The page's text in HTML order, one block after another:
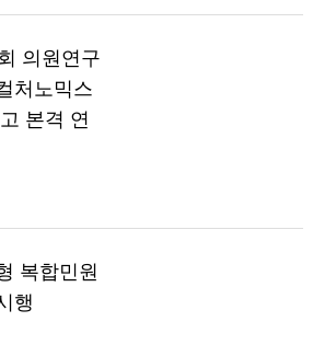
의원연구
처노믹스
본격 연
복합민원
행